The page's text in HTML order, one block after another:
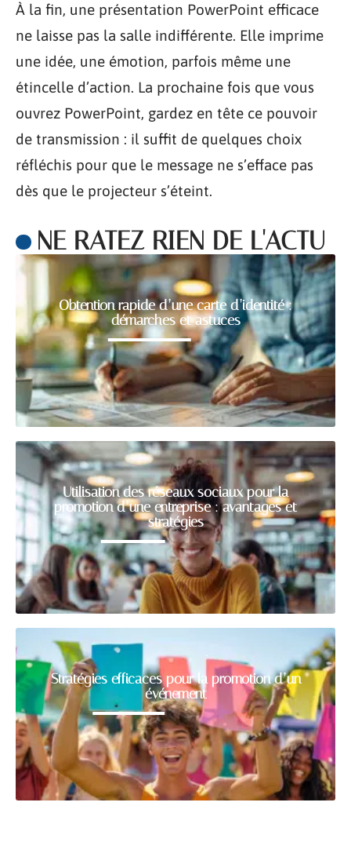
À la fin, une présentation PowerPoint efficace
ne laisse pas la salle indifférente. Elle imprime
une idée, une émotion, parfois même une
étincelle d’action. La prochaine fois que vous
ouvrez PowerPoint, gardez en tête ce pouvoir
de transmission : il suffit de quelques choix
réfléchis pour que le message ne s’efface pas
dès que le projecteur s’éteint.
NE RATEZ RIEN DE L'ACTU
Obtention rapide d’une carte d’identité :
démarches et astuces
Utilisation des réseaux sociaux pour la
promotion d’une entreprise : avantages et
stratégies
Stratégies efficaces pour la promotion d’un
événement